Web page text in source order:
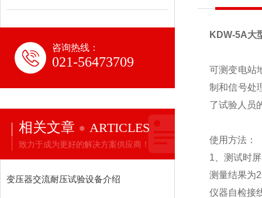
咨询热线：
021-56473709
相关文章 ARTICLES
致力于成为更好的解决方案供应商！
变压器交流耐压试验设备介绍
KDW-5A大
可测变电站
制和信号处
了试验人员
使用方法：
1、测试时
测量结果为
仪器自检接